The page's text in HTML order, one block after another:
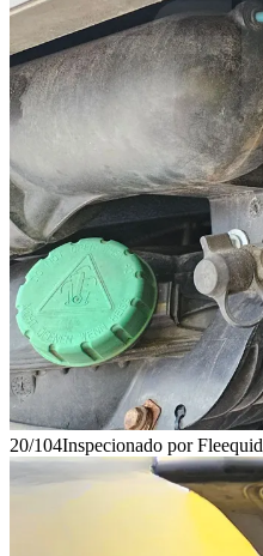
20/104Inspecionado por Fleequid